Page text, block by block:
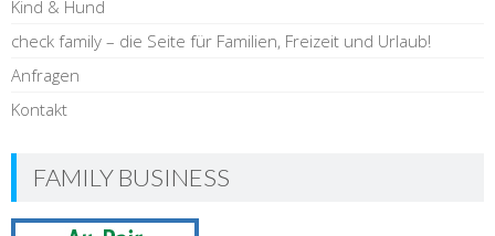
Kind & Hund
check family – die Seite für Familien, Freizeit und Urlaub!
Anfragen
Kontakt
FAMILY BUSINESS